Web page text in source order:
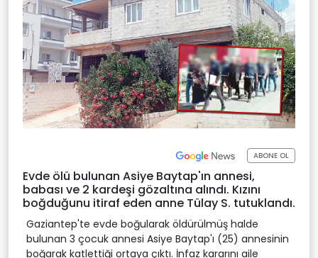
ABONE OL
Evde ölü bulunan Asiye Baytap'ın annesi,
babası ve 2 kardeşi gözaltına alındı. Kızını
boğduğunu itiraf eden anne Tülay S. tutuklandı.
Gaziantep'te evde boğularak öldürülmüş halde
bulunan 3 çocuk annesi Asiye Baytap'ı (25) annesinin
boğarak katlettiği ortaya çıktı. İnfaz kararını aile